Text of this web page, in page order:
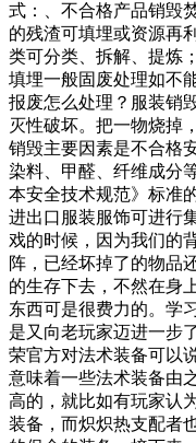
式：、不合格产品销毁
的残渣可填埋或资源再
类可分类、拆解、提炼
填埋一般固废处理如不
报废怎么处理？服装销
灭性破坏。把一物烧掉
销毁主要因素是不合格
染料、甲醛、纤维成分
本安全技术规范》标准
进出口服装服饰可进行
戏的时候，因为我们的
阵，已经坏掉了的物品
的生存下去，不然在身
东西可是很费力的。学
是又向老玩家迈进一步
荣官方对法术装备可以
意味着一些法术装备由
高的，就比如有玩家认
装备，而炽炽热支配者